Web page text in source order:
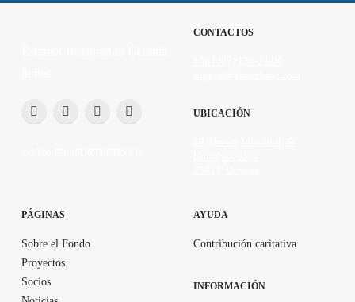
CONTACTOS
UBICACIÓN
PÁGINAS
Sobre el Fondo
Proyectos
Socios
AYUDA
Contribución caritativa
INFORMACIÓN